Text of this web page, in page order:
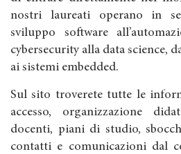
nostri laureati operano in
sviluppo software
cybersecurity alla data science,
ai sistemi embedded.
Sul sito troverete tutte le
accesso, organizzazione
docenti, piani di studio,
contatti e comunicazioni dal